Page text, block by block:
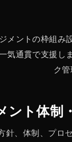
メントの枠組み
気通貫で支援し
ク
ント体制
針、体制、プロ